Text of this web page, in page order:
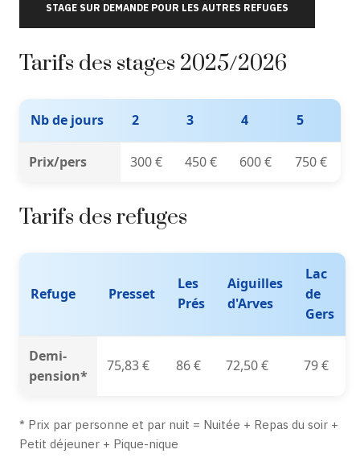
STAGE SUR DEMANDE POUR LES AUTRES REFUGES
Tarifs des stages 2025/2026
Nb de jours 2 3 4 5
Prix/pers 300 € 450 € 600 € 750 €
Tarifs des refuges
Refuge Presset
Les
Prés
Aiguilles
d'Arves
Lac
de
Gers
Demi-
pension*
75,83 € 86 € 72,50 € 79 €
* Prix par personne et par nuit = Nuitée + Repas du soir +
Petit déjeuner + Pique-nique